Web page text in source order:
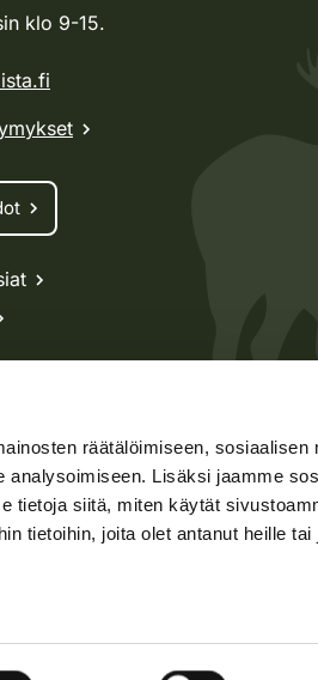
räätälöimiseen, sosiaalisen
Lisäksi jaamme
tietoja siitä, miten käytät
tietoihin, joita olet antanut heille tai
klo 9-15.
Oma riista